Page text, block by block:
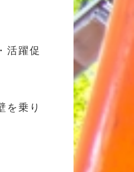
活躍促
を乗り